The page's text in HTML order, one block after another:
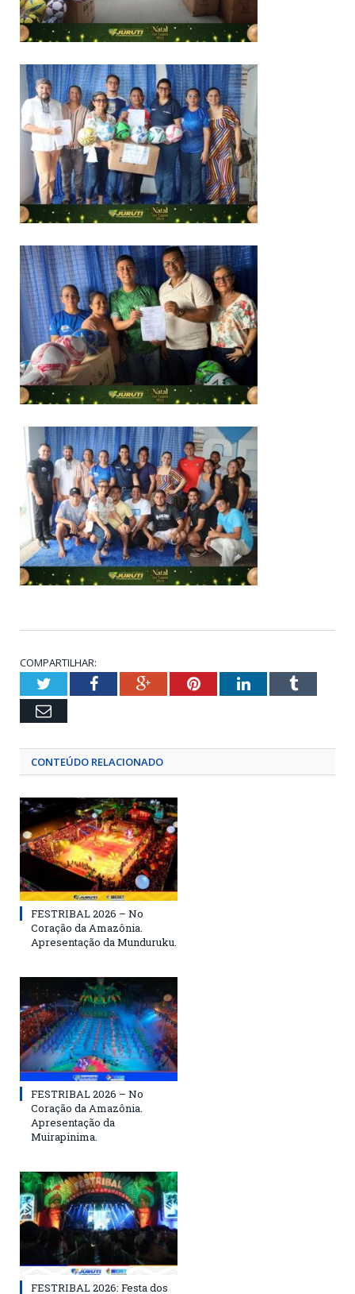
COMPARTILHAR:
TwitterFacebookGoogle+PinterestLinkedInTumblr
Email
CONTEÚDO RELACIONADO
FESTRIBAL 2026 – No
Coração da Amazônia.
Apresentação da Munduruku.
FESTRIBAL 2026 – No
Coração da Amazônia.
Apresentação da
Muirapinima.
FESTRIBAL 2026: Festa dos